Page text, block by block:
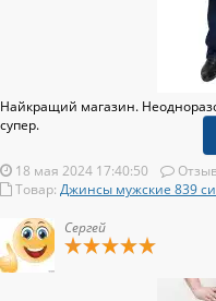
Найкращий магазин.
супер.
18 мая 2024 17:40:50
Товар: Джинсы мужские 839
Сергей